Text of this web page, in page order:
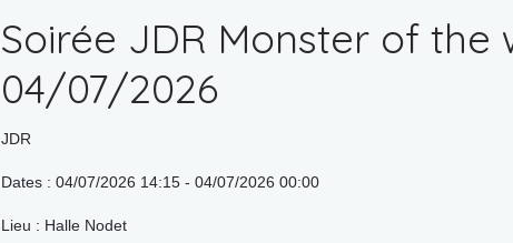
Soirée JDR Monster of the
04/07/2026
JDR
Dates : 04/07/2026 14:15 - 04/07/2026 00:00
Lieu : Halle Nodet